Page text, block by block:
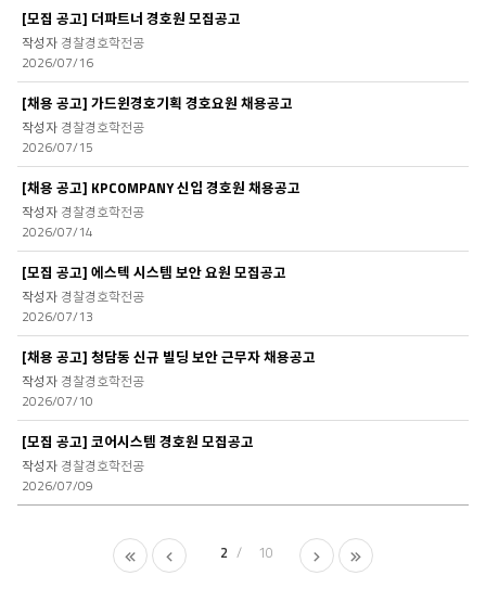
[모집 공고] 더파트너 경호원 모집공고
경찰경호학전공
2026/07/16
[채용 공고] 가드윈경호기획 경호요원 채용공고
경찰경호학전공
2026/07/15
[채용 공고] KPCOMPANY 신입 경호원 채용공고
경찰경호학전공
2026/07/14
[모집 공고] 에스텍 시스템 보안 요원 모집공고
경찰경호학전공
2026/07/13
[채용 공고] 청담동 신규 빌딩 보안 근무자 채용공고
경찰경호학전공
2026/07/10
[모집 공고] 코어시스템 경호원 모집공고
경찰경호학전공
2026/07/09
2 10